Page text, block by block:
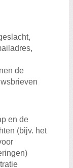
de
en de
(bijv. het